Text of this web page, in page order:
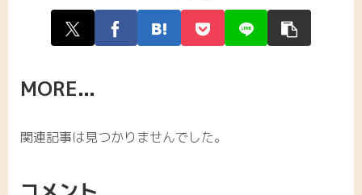
MORE...
関連記事は見つかりませんでした。